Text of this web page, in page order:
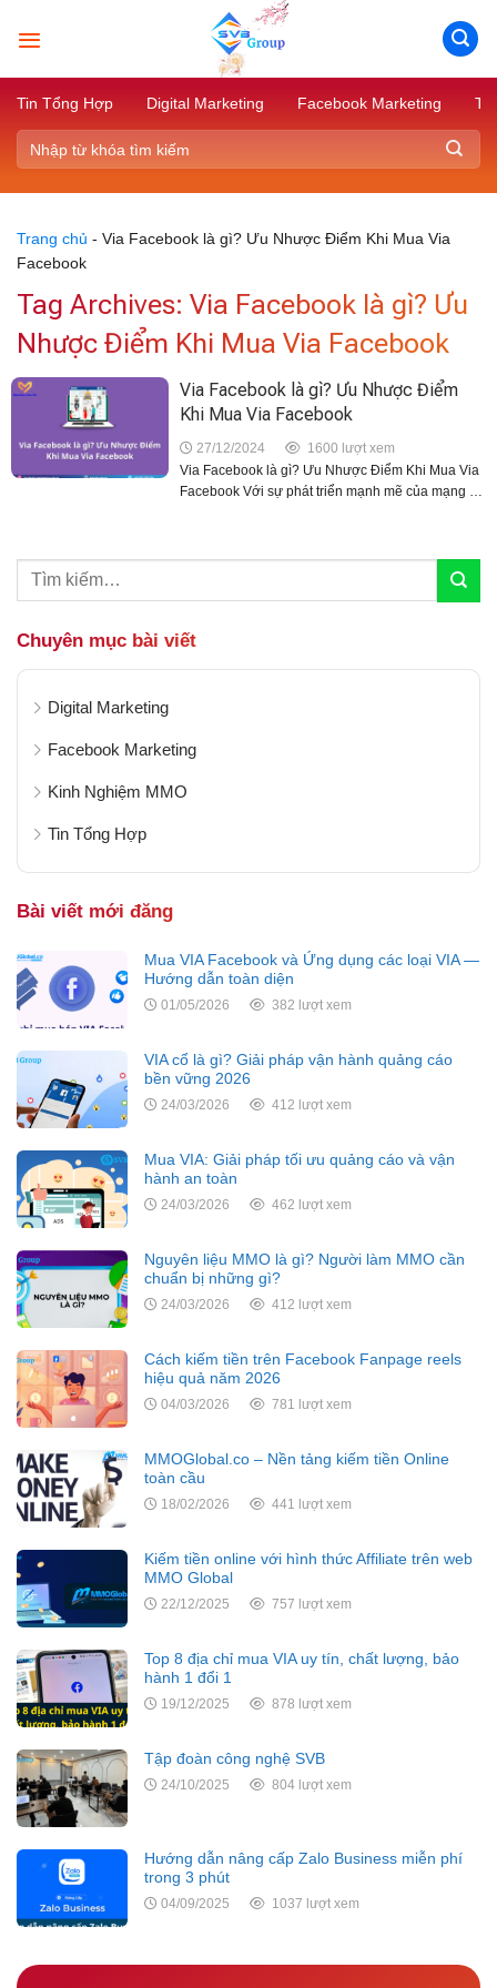
Tin Tổng Hợp Digital Marketing Facebook Marketing
Trang chủ - Via Facebook là gì? Ưu Nhược Điểm Khi Mua Via
Facebook
Tag Archives: Via Facebook là gì? Ưu
Nhược Điểm Khi Mua Via Facebook
Via Facebook là gì? Ưu Nhược Điểm
Khi Mua Via Facebook
27/12/2024
1600 lượt xem
Via Facebook là gì? Ưu Nhược Điểm Khi Mua Via
Facebook Với sự phát triển mạnh mẽ của mạng xã
Chuyên mục bài viết
Digital Marketing
Facebook Marketing
Kinh Nghiệm MMO
Tin Tổng Hợp
Bài viết mới đăng
Mua VIA Facebook và Ứng dụng các loại VIA —
Hướng dẫn toàn diện
01/05/2026 382 lượt xem
VIA cổ là gì? Giải pháp vận hành quảng cáo
bền vững 2026
24/03/2026 412 lượt xem
Mua VIA: Giải pháp tối ưu quảng cáo và vận
hành an toàn
24/03/2026 462 lượt xem
Nguyên liệu MMO là gì? Người làm MMO cần
chuẩn bị những gì?
24/03/2026 412 lượt xem
Cách kiếm tiền trên Facebook Fanpage reels
hiệu quả năm 2026
04/03/2026 781 lượt xem
MMOGlobal.co – Nền tảng kiếm tiền Online
toàn cầu
18/02/2026 441 lượt xem
Kiếm tiền online với hình thức Affiliate trên web
MMO Global
22/12/2025 757 lượt xem
Top 8 địa chỉ mua VIA uy tín, chất lượng, bảo
hành 1 đổi 1
19/12/2025 878 lượt xem
Tập đoàn công nghệ SVB
24/10/2025 804 lượt xem
Hướng dẫn nâng cấp Zalo Business miễn phí
trong 3 phút
04/09/2025 1037 lượt xem